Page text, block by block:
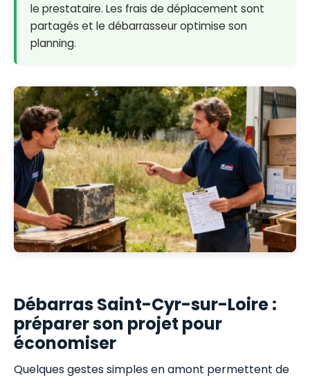
le prestataire. Les frais de déplacement sont
partagés et le débarrasseur optimise son
planning.
Débarras Saint-Cyr-sur-Loire :
préparer son projet pour
économiser
Quelques gestes simples en amont permettent de